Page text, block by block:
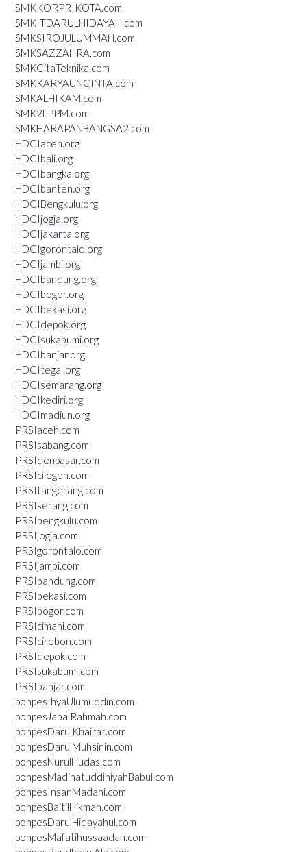
SMKKORPRIKOTA.com
SMKITDARULHIDAYAH.com
SMKSIROJULUMMAH.com
SMKSAZZAHRA.com
SMKCitaTeknika.com
SMKKARYAUNCINTA.com
SMKALHIKAM.com
SMK2LPPM.com
SMKHARAPANBANGSA2.com
HDCIaceh.org
HDCIbali.org
HDCIbangka.org
HDCIbanten.org
HDCIBengkulu.org
HDCIjogja.org
HDCIjakarta.org
HDCIgorontalo.org
HDCIjambi.org
HDCIbandung.org
HDCIbogor.org
HDCIbekasi.org
HDCIdepok.org
HDCIsukabumi.org
HDCIbanjar.org
HDCItegal.org
HDCIsemarang.org
HDCIkediri.org
HDCImadiun.org
PRSIaceh.com
PRSIsabang.com
PRSIdenpasar.com
PRSIcilegon.com
PRSItangerang.com
PRSIserang.com
PRSIbengkulu.com
PRSIjogja.com
PRSIgorontalo.com
PRSIjambi.com
PRSIbandung.com
PRSIbekasi.com
PRSIbogor.com
PRSIcimahi.com
PRSIcirebon.com
PRSIdepok.com
PRSIsukabumi.com
PRSIbanjar.com
ponpesIhyaUlumuddin.com
ponpesJabalRahmah.com
ponpesDarulKhairat.com
ponpesDarulMuhsinin.com
ponpesNurulHudas.com
ponpesMadinatuddiniyahBabul.com
ponpesInsanMadani.com
ponpesBaitilHikmah.com
ponpesDarulHidayahul.com
ponpesMafatihussaadah.com